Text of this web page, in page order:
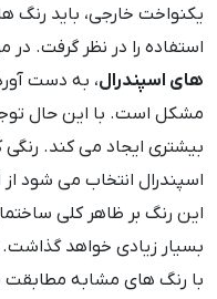
یکنواخت خارجی، باید
استفاده را در نظر گرفت. در
های اسپندرال، به دست
مشکل است. با این حال
بیشتری ایجاد می کند.
اسپندرال انتخاب می شود از
این رنگ بر ظاهر کلی
بسیار زیادی خواهد
با رنگ های مشابه مطابقت